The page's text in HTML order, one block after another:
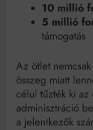
10 millió
5 millió
támogatás
Az ötlet
összeg miatt
célul tűzték ki az
adminisztráció
a jelentkezők